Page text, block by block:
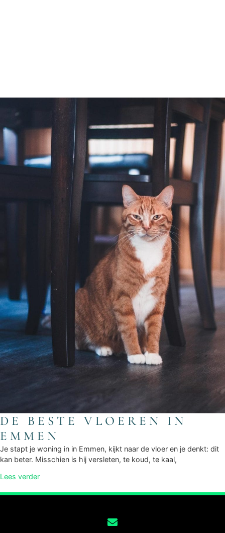
DE BESTE VLOEREN IN
EMMEN
Je stapt je woning in in Emmen, kijkt naar de vloer en je denkt: dit
kan beter. Misschien is hij versleten, te koud, te kaal,
Lees verder